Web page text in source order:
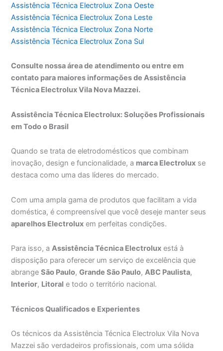
Assistência Técnica Electrolux Zona Oeste
Assistência Técnica Electrolux Zona Leste
Assistência Técnica Electrolux Zona Norte
Assistência Técnica Electrolux Zona Sul
Consulte nossa área de atendimento ou entre em
contato para maiores informações de Assistência
Técnica Electrolux Vila Nova Mazzei.
Assistência Técnica Electrolux: Soluções Profissionais
em Todo o Brasil
Quando se trata de eletrodomésticos que combinam
inovação, design e funcionalidade, a marca Electrolux se
destaca como uma das líderes do mercado.
Com uma ampla gama de produtos que facilitam a vida
doméstica, é compreensível que você deseje manter seus
aparelhos Electrolux em perfeitas condições.
Para isso, aAssistência Técnica Electrolux está à
disposição para oferecer um serviço de excelência que
abrangeSão Paulo,Grande São Paulo,ABC Paulista,
Interior, Litoral e todo o território nacional.
Técnicos Qualificados e Experientes
Os técnicos da Assistência Técnica Electrolux Vila Nova
Mazzei são verdadeiros profissionais, com uma sólida